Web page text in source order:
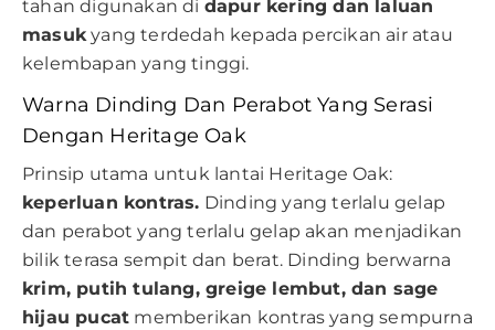
tahan digunakan di dapur kering dan laluan
masuk yang terdedah kepada percikan air atau
kelembapan yang tinggi.
Warna Dinding Dan Perabot Yang Serasi
Dengan Heritage Oak
Prinsip utama untuk lantai Heritage Oak:
keperluan kontras. Dinding yang terlalu gelap
dan perabot yang terlalu gelap akan menjadikan
bilik terasa sempit dan berat. Dinding berwarna
krim, putih tulang, greige lembut, dan sage
hijau pucat memberikan kontras yang sempurna